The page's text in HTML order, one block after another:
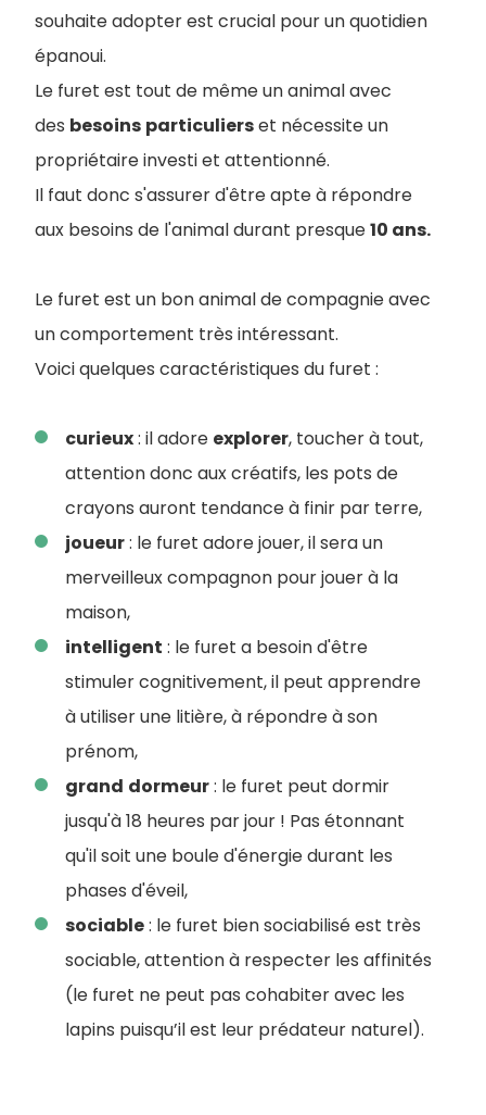
souhaite adopter est crucial pour un quotidien
épanoui.
Le furet est tout de même un animal avec
des besoins particulierset nécessite un
propriétaire investi et attentionné.
Il faut donc s'assurer d'être apte à répondre
aux besoins de l'animal durant presque10 ans.
Le furet est un bon animal de compagnie avec
un comportement très intéressant.
Voici quelques caractéristiques du furet :
curieux: il adore explorer, toucher à tout,
attention donc aux créatifs, les pots de
crayons auront tendance à finir par terre,
joueur: le furet adore jouer, il sera un
merveilleux compagnon pour jouer à la
maison,
intelligent : le furet a besoin d'être
stimuler cognitivement, il peut apprendre
à utiliser une litière, à répondre à son
prénom,
grand dormeur: le furet peut dormir
jusqu'à 18 heures par jour ! Pas étonnant
qu'il soit une boule d'énergie durant les
phases d'éveil,
sociable: le furet bien sociabilisé est très
sociable, attention à respecter les affinités
(le furet ne peut pas cohabiter avec les
lapins puisqu’il est leur prédateur naturel).